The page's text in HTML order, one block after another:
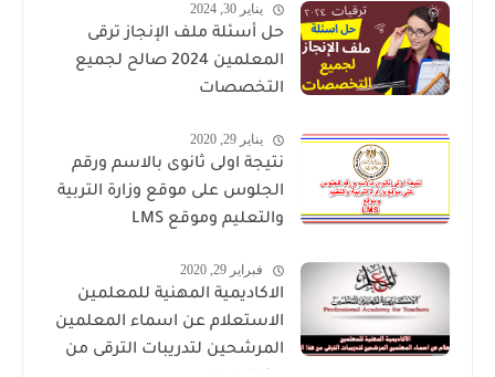
يناير 30, 2024
حل أسئلة ملف الإنجاز ترقى
المعلمين 2024 صالح لجميع
التخصصات
يناير 29, 2020
نتيجة اولى ثانوى بالاسم ورقم
الجلوس على موقع وزارة التربية
والتعليم وموقع LMS
فبراير 29, 2020
الاكاديمية المهنية للمعلمين
الاستعلام عن اسماء المعلمين
المرشحين لتدريبات الترقى من